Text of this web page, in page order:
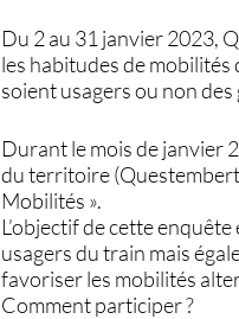
Du 2 au 31 janvier 2023,
les habitudes de mobilités
soient usagers ou non
Durant le mois de janvier
du territoire (Questembert
Mobilités ».
L’objectif de cette
usagers du train mais
favoriser les mobilités
Comment participer ?